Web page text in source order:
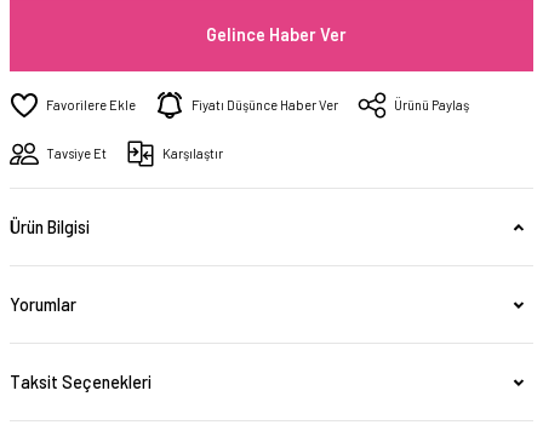
Gelince Haber Ver
Fiyatı Düşünce Haber Ver Ürünü Paylaş
Tavsiye Et Karşılaştır
Ürün Bilgisi
Yorumlar
Taksit Seçenekleri